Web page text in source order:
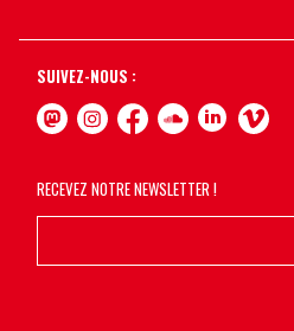
SUIVEZ-NOUS :
RECEVEZ NOTRE NEWSLETTER !